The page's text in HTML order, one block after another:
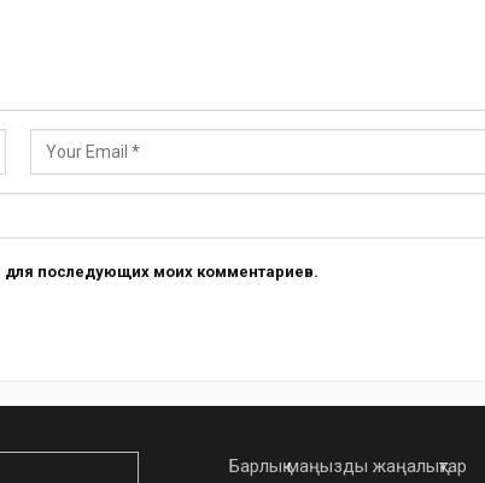
для последующих моих комментариев.
Барлық маңызды жаңалықтар